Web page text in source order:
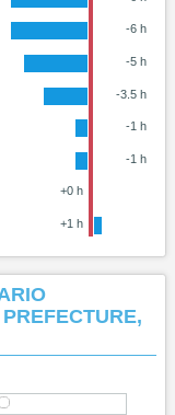
-6 h
-5 h
-3.5 h
-1 h
-1 h
+0 h
+1 h